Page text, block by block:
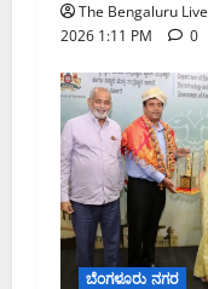
The Bengaluru Live
2026 1:11 PM
0
ಬೆಂಗಳೂರು ನಗರ